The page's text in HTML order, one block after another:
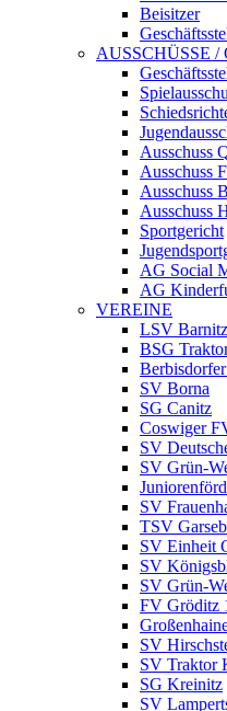
Beisitzer
AUSSCHÜSSE /
Ausschuss
Ausschuss
Ausschuss
Ausschuss
Sportgericht
AG Social
AG
VEREINE
LSV
BSG
SV Borna
SG Canitz
Coswiger
SV
SV Grün-
SV
TSV
SV Einheit
SV
SV Grün-
FV Gröditz
SV
SV Traktor
SG Kreinitz
SV